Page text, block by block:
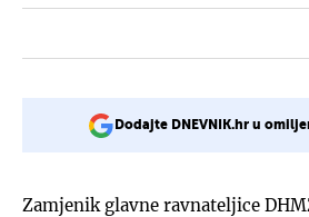
Dodajte DNEVNIK.hr u
Zamjenik glavne ravnateljice